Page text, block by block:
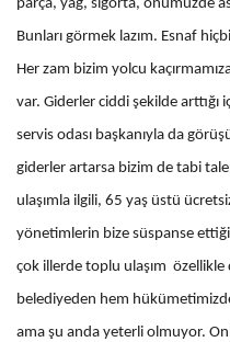
Bunları görmek lazım. Esnaf
Her zam bizim yolcu
var. Giderler ciddi şekilde arttığı
servis odası başkanıyla da
giderler artarsa bizim de tabi
ulaşımla ilgili, 65 yaş üstü
yönetimlerin bize süspanse
çok illerde toplu ulaşım özellikle
belediyeden hem
ama şu anda yeterli olmuyor.